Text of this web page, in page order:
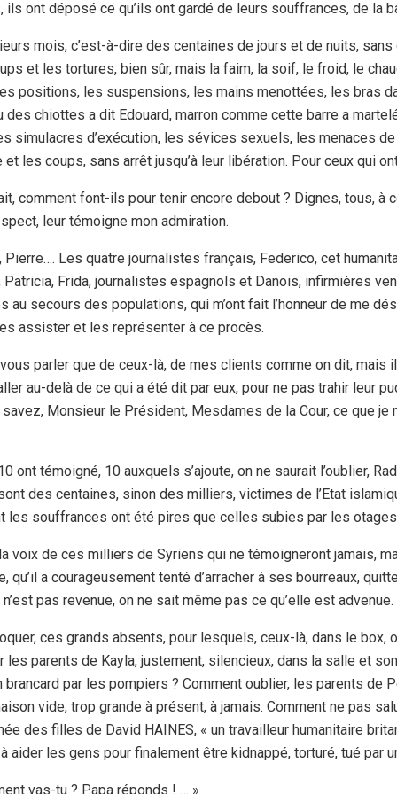
ont déposé ce qu’ils ont gardé de leurs souffrances, de la
mois, c’est-à-dire des centaines de jours et de nuits,
et les tortures, bien sûr, mais la faim, la soif, le froid, le
positions, les suspensions, les mains menottées, les bras
des chiottes a dit Edouard, marron comme cette barre a
simulacres d’exécution, les sévices sexuels, les menaces
les coups, sans arrêt jusqu’à leur libération. Pour ceux qui
comment font-ils pour tenir encore debout ? Dignes, tous, à
leur témoigne mon admiration.
Pierre…. Les quatre journalistes français, Federico, cet
Patricia, Frida, journalistes espagnols et Danois, infirmières
au secours des populations, qui m’ont fait l’honneur de me
assister et les représenter à ce procès.
parler que de ceux-là, de mes clients comme on dit, mais
au-delà de ce qui a été dit par eux, pour ne pas trahir leur
Monsieur le Président, Mesdames de la Cour, ce que je
ont témoigné, 10 auxquels s’ajoute, on ne saurait l’oublier,
des centaines, sinon des milliers, victimes de l’Etat
les souffrances ont été pires que celles subies par les
voix de ces milliers de Syriens qui ne témoigneront jamais,
qu’il a courageusement tenté d’arracher à ses bourreaux,
pas revenue, on ne sait même pas ce qu’elle est advenue.
ces grands absents, pour lesquels, ceux-là, dans le box,
les parents de Kayla, justement, silencieux, dans la salle et
brancard par les pompiers ? Comment oublier, les parents de
vide, trop grande à présent, à jamais. Comment ne pas
des filles de David HAINES, « un travailleur humanitaire
aider les gens pour finalement être kidnappé, torturé, tué par
vas-tu ? Papa réponds ! … »